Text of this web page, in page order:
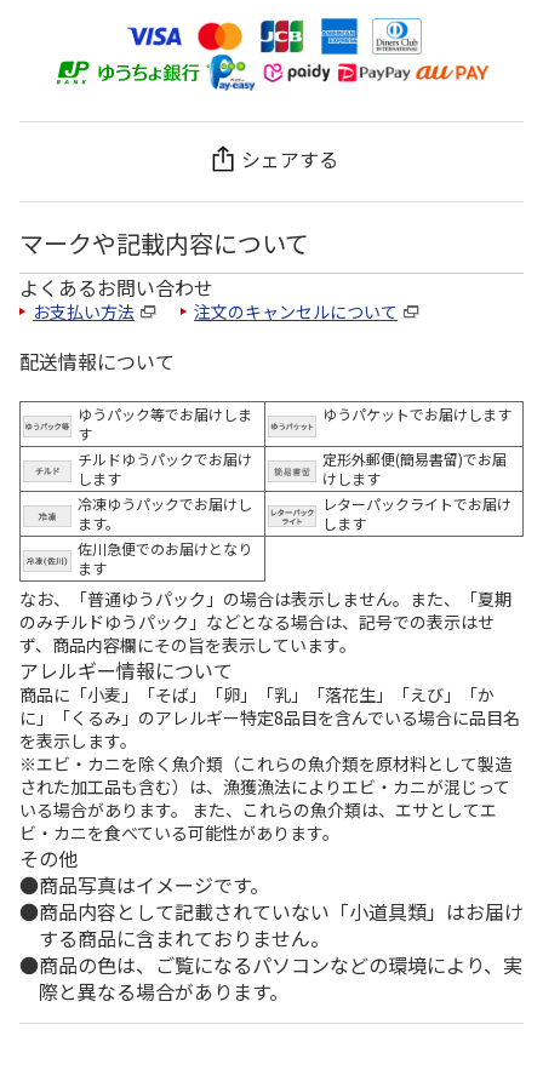
シェアする
マークや記載内容について
よくあるお問い合わせ
お支払い方法 注文のキャンセルについて
配送情報について
ゆうパック等でお届けしま
す
ゆうパケットでお届けします
チルドゆうパックでお届け
します
定形外郵便(簡易書留)でお届
けします
冷凍ゆうパックでお届けし
ます。
レターパックライトでお届け
します
佐川急便でのお届けとなり
ます
なお、「普通ゆうパック」の場合は表示しません。また、「夏期
のみチルドゆうパック」などとなる場合は、記号での表示はせ
ず、商品内容欄にその旨を表示しています。
アレルギー情報について
商品に「小麦」「そば」「卵」「乳」「落花生」「えび」「か
に」「くるみ」のアレルギー特定8品目を含んでいる場合に品目名
を表示します。
※エビ・カニを除く魚介類（これらの魚介類を原材料として製造
された加工品も含む）は、漁獲漁法によりエビ・カニが混じって
いる場合があります。 また、これらの魚介類は、エサとしてエ
ビ・カニを食べている可能性があります。
その他
商品写真はイメージです。
商品内容として記載されていない「小道具類」はお届け
する商品に含まれておりません。
商品の色は、ご覧になるパソコンなどの環境により、実
際と異なる場合があります。